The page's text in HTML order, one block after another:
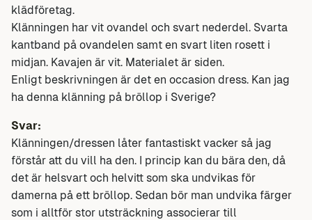
klädföretag.
Klänningen har vit ovandel och svart nederdel. Svarta
kantband på ovandelen samt en svart liten rosett i
midjan. Kavajen är vit. Materialet är siden.
Enligt beskrivningen är det en occasion dress. Kan jag
ha denna klänning på bröllop i Sverige?
Svar:
Klänningen/dressen låter fantastiskt vacker så jag
förstår att du vill ha den. I princip kan du bära den, då
det är helsvart och helvitt som ska undvikas för
damerna på ett bröllop. Sedan bör man undvika färger
som i alltför stor utsträckning associerar till